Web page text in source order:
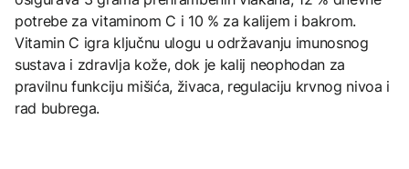
potrebe za vitaminom C i 10 % za kalijem i bakrom.
Vitamin C igra ključnu ulogu u održavanju imunosnog
sustava i zdravlja kože, dok je kalij neophodan za
pravilnu funkciju mišića, živaca, regulaciju krvnog nivoa i
rad bubrega.